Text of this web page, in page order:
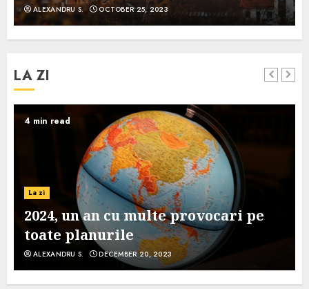
ALEXANDRU S. OCTOBER 25, 2023
LA ZI
4 min read
La zi
2024, un an cu multe provocari pe
toate planurile
ALEXANDRU S. DECEMBER 20, 2023